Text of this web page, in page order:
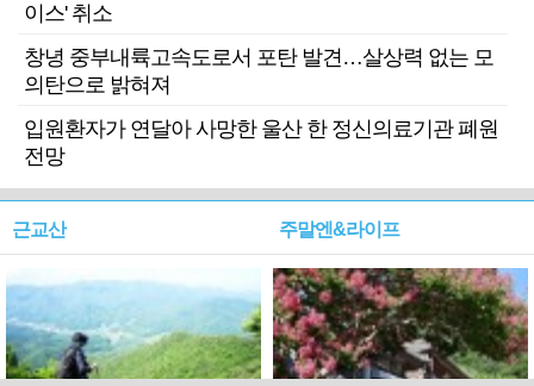
이스' 취소
창녕 중부내륙고속도로서 포탄 발견…살상력 없는 모
의탄으로 밝혀져
입원환자가 연달아 사망한 울산 한 정신의료기관 폐원
전망
근교산 주말엔&라이프